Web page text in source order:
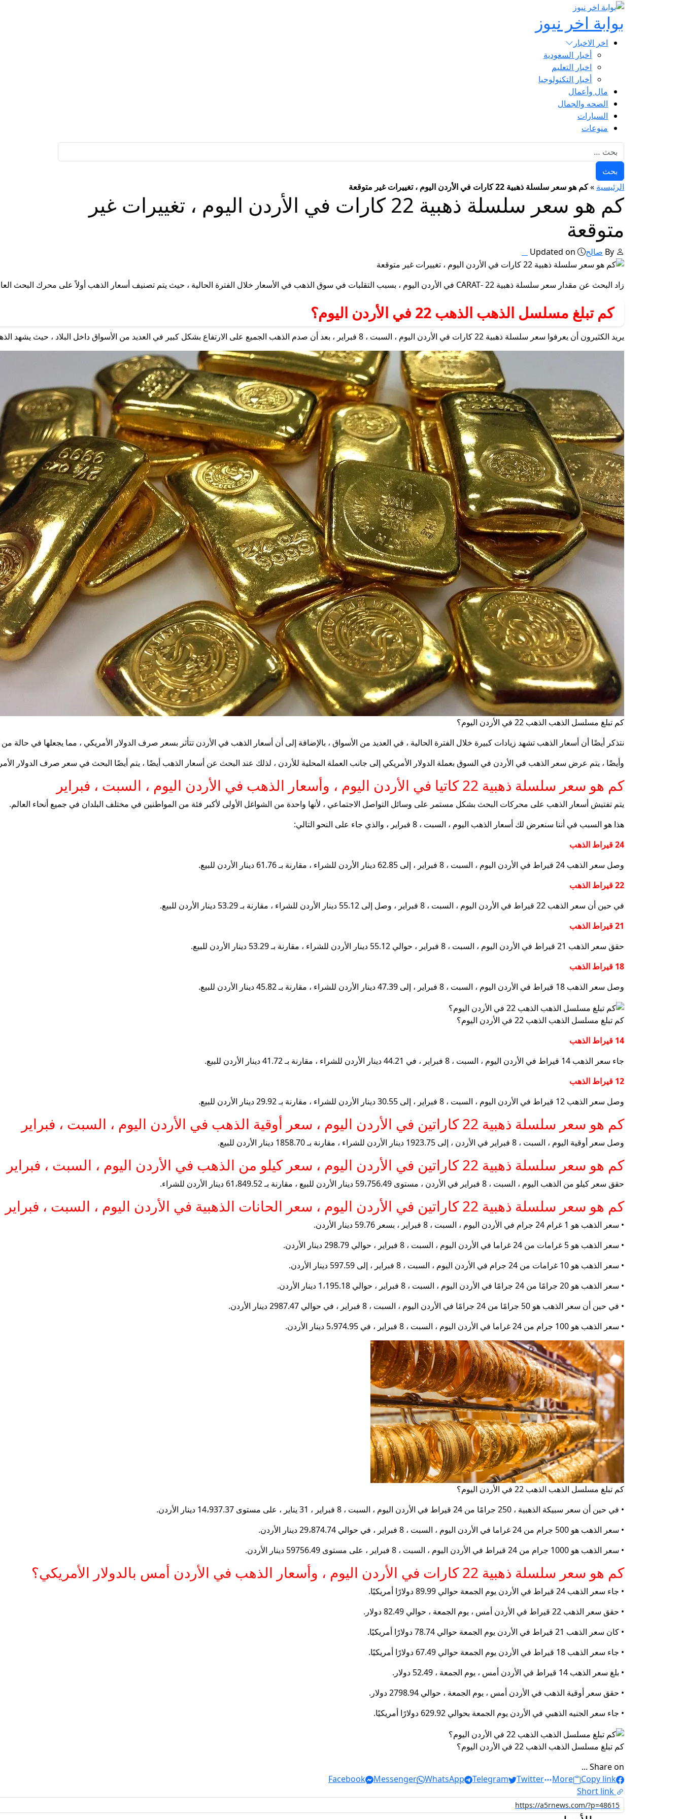
بوابة اخر نيوز
اخر الاخبار
أخبار السعودية
اخبار التعليم
أخبار التكنولوجيا
مال وأعمال
الصحه والجمال
السيارات
منوعات
الرئيسية »كم هو سعر سلسلة ذهبية 22 كارات في الأردن اليوم ، تغييرات غير متوقعة
كم هو سعر سلسلة ذهبية 22 كارات في الأردن اليوم ، تغييرات غير
متوقعة
By صالح Updated on
زاد البحث عن مقدار سعر سلسلة ذهبية 22 -CARAT في الأردن اليوم ، بسبب التقلبات في سوق الذهب في الأسعار خلال الفترة الحالية ، حيث يتم تصنيف أسعار الذهب أولاً على محرك البحث العالمي.
كم تبلغ مسلسل الذهب الذهب 22 في الأردن اليوم؟
يريد الكثيرون أن يعرفوا سعر سلسلة ذهبية 22 كارات في الأردن اليوم ، السبت ، 8 فبراير ، بعد أن صدم الذهب الجميع على الارتفاع بشكل كبير في العديد من الأسواق داخل البلاد ، حيث يشهد الذهب حالة من عدم الاستقرار في العديد من الأسواق.
كم تبلغ مسلسل الذهب الذهب 22 في الأردن اليوم؟
نتذكر أيضًا أن أسعار الذهب تشهد زيادات كبيرة خلال الفترة الحالية ، في العديد من الأسواق ، بالإضافة إلى أن أسعار الذهب في الأردن تتأثر بسعر صرف الدولار الأمريكي ، مما يجعلها في حالة
وأيضًا ، يتم عرض سعر الذهب في الأردن في السوق بعملة الدولار الأمريكي إلى جانب العملة المحلية للأردن ، لذلك عند البحث عن أسعار الذهب أيضًا ، يتم أيضًا البحث في سعر صرف الدولار
كم هو سعر سلسلة ذهبية 22 كاتيا في الأردن اليوم ، وأسعار الذهب في الأردن اليوم ، السبت ، فبراير
يتم تفتيش أسعار الذهب على محركات البحث بشكل مستمر على وسائل التواصل الاجتماعي ، لأنها واحدة من الشواغل الأولى لأكبر فئة من المواطنين في مختلف البلدان في جميع أنحاء العالم.
هذا هو السبب في أننا سنعرض لك أسعار الذهب اليوم ، السبت ، 8 فبراير ، والذي جاء على النحو التالي:
24 قيراط الذهب
وصل سعر الذهب 24 قيراط في الأردن اليوم ، السبت ، 8 فبراير ، إلى 62.85 دينار الأردن للشراء ، مقارنة بـ 61.76 دينار الأردن للبيع.
22 قيراط الذهب
في حين أن سعر الذهب 22 قيراط في الأردن اليوم ، السبت ، 8 فبراير ، وصل إلى 55.12 دينار الأردن للشراء ، مقارنة بـ 53.29 دينار الأردن للبيع.
21 قيراط الذهب
حقق سعر الذهب 21 قيراط في الأردن اليوم ، السبت ، 8 فبراير ، حوالي 55.12 دينار الأردن للشراء ، مقارنة بـ 53.29 دينار الأردن للبيع.
18 قيراط الذهب
وصل سعر الذهب 18 قيراط في الأردن اليوم ، السبت ، 8 فبراير ، إلى 47.39 دينار الأردن للشراء ، مقارنة بـ 45.82 دينار الأردن للبيع.
كم تبلغ مسلسل الذهب الذهب 22 في الأردن اليوم؟
14 قيراط الذهب
جاء سعر الذهب 14 قيراط في الأردن اليوم ، السبت ، 8 فبراير ، في 44.21 دينار الأردن للشراء ، مقارنة بـ 41.72 دينار الأردن للبيع.
12 قيراط الذهب
وصل سعر الذهب 12 قيراط في الأردن اليوم ، السبت ، 8 فبراير ، إلى 30.55 دينار الأردن للشراء ، مقارنة بـ 29.92 دينار الأردن للبيع.
كم هو سعر سلسلة ذهبية 22 كاراتين في الأردن اليوم ، سعر أوقية الذهب في الأردن اليوم ، السبت ، فبراير
وصل سعر أوقية اليوم ، السبت ، 8 فبراير في الأردن ، إلى 1923.75 دينار الأردن للشراء ، مقارنة بـ 1858.70 دينار الأردن للبيع.
كم هو سعر سلسلة ذهبية 22 كاراتين في الأردن اليوم ، سعر كيلو من الذهب في الأردن اليوم ، السبت ، فبراير
حقق سعر كيلو من الذهب اليوم ، السبت ، 8 فبراير في الأردن ، مستوى 59،756.49 دينار الأردن للبيع ، مقارنة بـ 61،849.52 دينار الأردن للشراء.
كم هو سعر سلسلة ذهبية 22 كاراتين في الأردن اليوم ، سعر الحانات الذهبية في الأردن اليوم ، السبت ، فبراير
• سعر الذهب هو 1 غرام 24 جرام في الأردن اليوم ، السبت ، 8 فبراير ، بسعر 59.76 دينار الأردن.
• سعر الذهب هو 5 غرامات من 24 غراما في الأردن اليوم ، السبت ، 8 فبراير ، حوالي 298.79 دينار الأردن.
• سعر الذهب هو 10 غرامات من 24 جرام في الأردن اليوم ، السبت ، 8 فبراير ، إلى 597.59 دينار الأردن.
• سعر الذهب هو 20 جرامًا من 24 جرامًا في الأردن اليوم ، السبت ، 8 فبراير ، حوالي 1،195.18 دينار الأردن.
• في حين أن سعر الذهب هو 50 جرامًا من 24 جرامًا في الأردن اليوم ، السبت ، 8 فبراير ، في حوالي 2987.47 دينار الأردن.
• سعر الذهب هو 100 جرام من 24 غراما في الأردن اليوم ، السبت ، 8 فبراير ، في 5،974.95 دينار الأردن.
كم تبلغ مسلسل الذهب الذهب 22 في الأردن اليوم؟
• في حين أن سعر سبيكة الذهبية ، 250 جرامًا من 24 قيراط في الأردن اليوم ، السبت ، 8 فبراير ، 31 يناير ، على مستوى 14،937.37 دينار الأردن.
• سعر الذهب هو 500 جرام من 24 غراما في الأردن اليوم ، السبت ، 8 فبراير ، في حوالي 29،874.74 دينار الأردن.
• سعر الذهب هو 1000 جرام من 24 قيراط في الأردن اليوم ، السبت ، 8 فبراير ، على مستوى 59756.49 دينار الأردن.
كم هو سعر سلسلة ذهبية 22 كارات في الأردن اليوم ، وأسعار الذهب في الأردن أمس بالدولار الأمريكي؟
• جاء سعر الذهب 24 قيراط في الأردن يوم الجمعة حوالي 89.99 دولارًا أمريكيًا.
• حقق سعر الذهب 22 قيراط في الأردن أمس ، يوم الجمعة ، حوالي 82.49 دولار.
• كان سعر الذهب 21 قيراط في الأردن يوم الجمعة حوالي 78.74 دولارًا أمريكيًا.
• جاء سعر الذهب 18 قيراط في الأردن يوم الجمعة حوالي 67.49 دولارًا أمريكيًا.
• بلغ سعر الذهب 14 قيراط في الأردن أمس ، يوم الجمعة ، 52.49 دولار.
• حقق سعر أوقية الذهب في الأردن أمس ، يوم الجمعة ، حوالي 2798.94 دولار.
• جاء سعر الجنيه الذهبي في الأردن يوم الجمعة بحوالي 629.92 دولارًا أمريكيًا.
كم تبلغ مسلسل الذهب الذهب 22 في الأردن اليوم؟
Share on ...
Facebook
Messenger WhatsApp Telegram Twitter More
Copy link
Short link